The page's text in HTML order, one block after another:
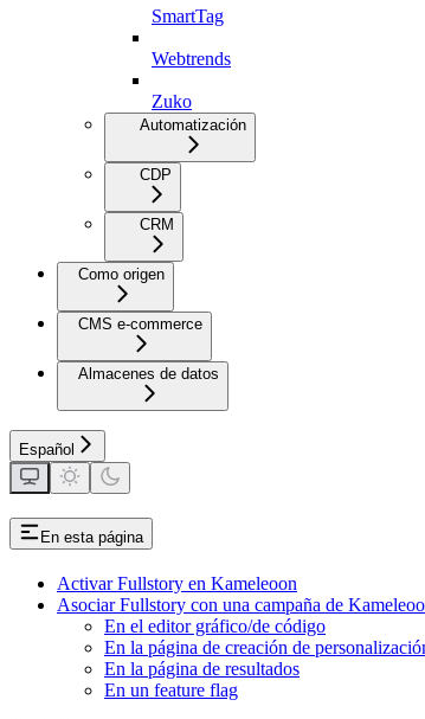
SmartTag
Webtrends
Zuko
Automatización
CDP
CRM
Como origen
CMS e-commerce
Almacenes de datos
Español
En esta página
Activar Fullstory en Kameleoon
Asociar Fullstory con una campaña de
En el editor gráfico/de código
En la página de creación de
En la página de resultados
En un feature flag